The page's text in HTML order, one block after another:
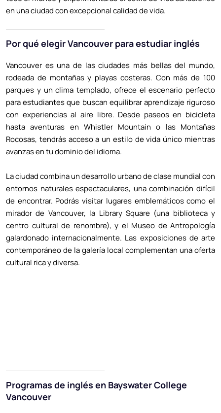
en una ciudad con excepcional calidad de vida.
Por qué elegir Vancouver para estudiar inglés
Vancouver es una de las ciudades más bellas del mundo,
rodeada de montañas y playas costeras. Con más de 100
parques y un clima templado, ofrece el escenario perfecto
para estudiantes que buscan equilibrar aprendizaje riguroso
con experiencias al aire libre. Desde paseos en bicicleta
hasta aventuras en Whistler Mountain o las Montañas
Rocosas, tendrás acceso a un estilo de vida único mientras
avanzas en tu dominio del idioma.
La ciudad combina un desarrollo urbano de clase mundial con
entornos naturales espectaculares, una combinación difícil
de encontrar. Podrás visitar lugares emblemáticos como el
mirador de Vancouver, la Library Square (una biblioteca y
centro cultural de renombre), y el Museo de Antropología
galardonado internacionalmente. Las exposiciones de arte
contemporáneo de la galería local complementan una oferta
cultural rica y diversa.
Programas de inglés en Bayswater College
Vancouver